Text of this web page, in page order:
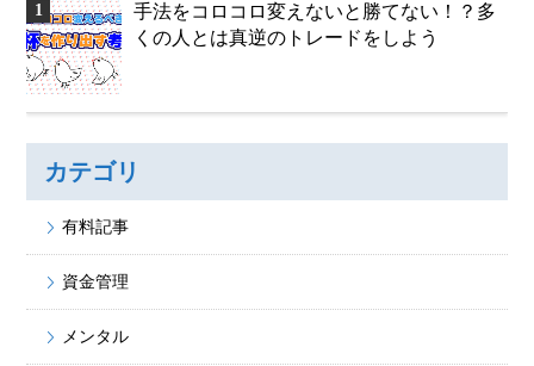
手法をコロコロ変えないと勝てない！？多
くの人とは真逆のトレードをしよう
カテゴリ
有料記事
資金管理
メンタル